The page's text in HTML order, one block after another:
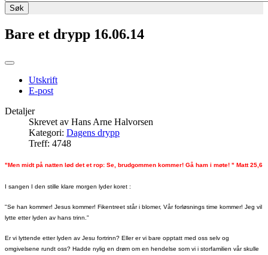
Søk
Bare et drypp 16.06.14
Utskrift
E-post
Detaljer
Skrevet av Hans Arne Halvorsen
Kategori: Dagens drypp
Treff: 4748
"Men midt på natten lød det et rop: Se, brudgommen kommer! Gå ham i møte! " Matt 25,6
I sangen I den stille klare morgen lyder koret :
"Se han kommer! Jesus kommer! Fikentreet står i blomer, Vår forløsnings time kommer! Jeg vil
lytte etter lyden av hans trinn."
Er vi lyttende etter lyden av Jesu fortrinn? Eller er vi bare opptatt med oss selv og
omgivelsene rundt oss? Hadde nylig en drøm om en hendelse som vi i storfamilien vår skulle